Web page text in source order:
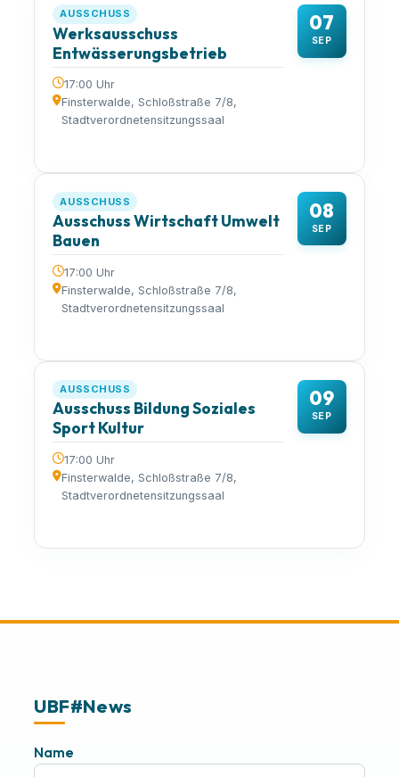
07
SEP
AUSSCHUSS
Werksausschuss
Entwässerungsbetrieb
17:00 Uhr
Finsterwalde, Schloßstraße 7/8,
Stadtverordnetensitzungssaal
08
SEP
AUSSCHUSS
Ausschuss Wirtschaft Umwelt
Bauen
17:00 Uhr
Finsterwalde, Schloßstraße 7/8,
Stadtverordnetensitzungssaal
09
SEP
AUSSCHUSS
Ausschuss Bildung Soziales
Sport Kultur
17:00 Uhr
Finsterwalde, Schloßstraße 7/8,
Stadtverordnetensitzungssaal
UBF#News
Name